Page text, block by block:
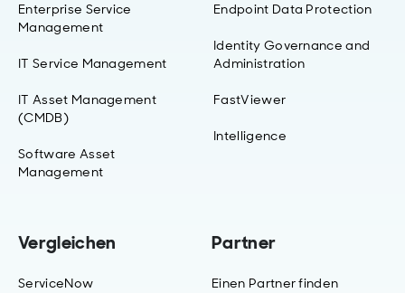
Enterprise Service
Management
IT Service Management
IT Asset Management
(CMDB)
Software Asset
Management
Endpoint Data Protection
Identity Governance and
Administration
FastViewer
Intelligence
Vergleichen
ServiceNow
Partner
Einen Partner finden